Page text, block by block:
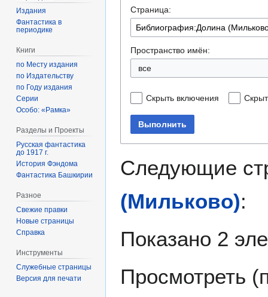
навигации
поиску
Страница:
Пространство имён:
все
Скрыть включения
Выполнить
Следующие
(Мильково):
Показано 2
Просмотреть (
Издания
Фантастика в
периодике
Книги
по Месту издания
по Издательству
по Году издания
Серии
Особо: «Рамка»
Разделы и Проекты
Русская фантастика
до 1917 г.
История Фэндома
Фантастика Башкирии
Разное
Свежие правки
Новые страницы
Справка
Инструменты
Служебные страницы
Версия для печати